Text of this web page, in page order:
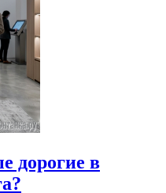
дорогие в